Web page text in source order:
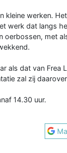
kleine werken.
werk dat langs
oerbossen, met
als dat van Frea
zal zij
14.30 uur.